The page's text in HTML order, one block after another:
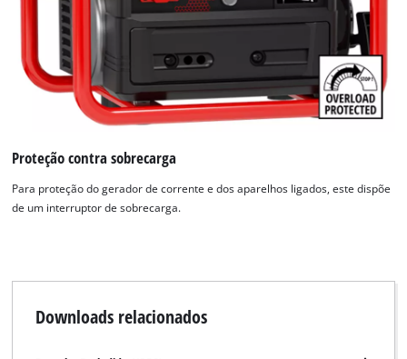
Powered byUsercentrics Consent
Management Platform
Proteção contra sobrecarga
Para proteção do gerador de corrente e dos aparelhos ligados, este dispõe
de um interruptor de sobrecarga.
Downloads relacionados